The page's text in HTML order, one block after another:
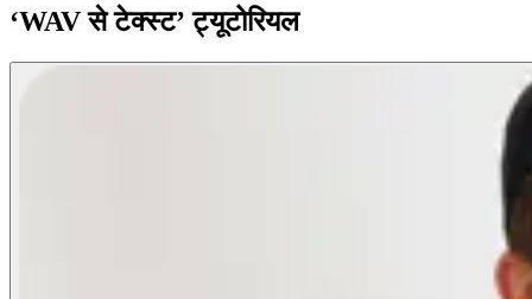
‘WAV से टेक्स्ट’ ट्यूटोरियल